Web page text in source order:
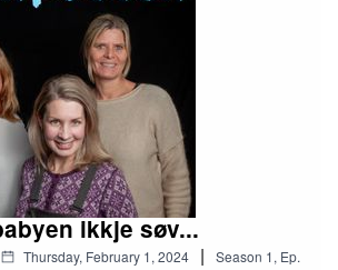
ikkje søv...
Thursday, February 1, 2024 | Season 1, Ep.